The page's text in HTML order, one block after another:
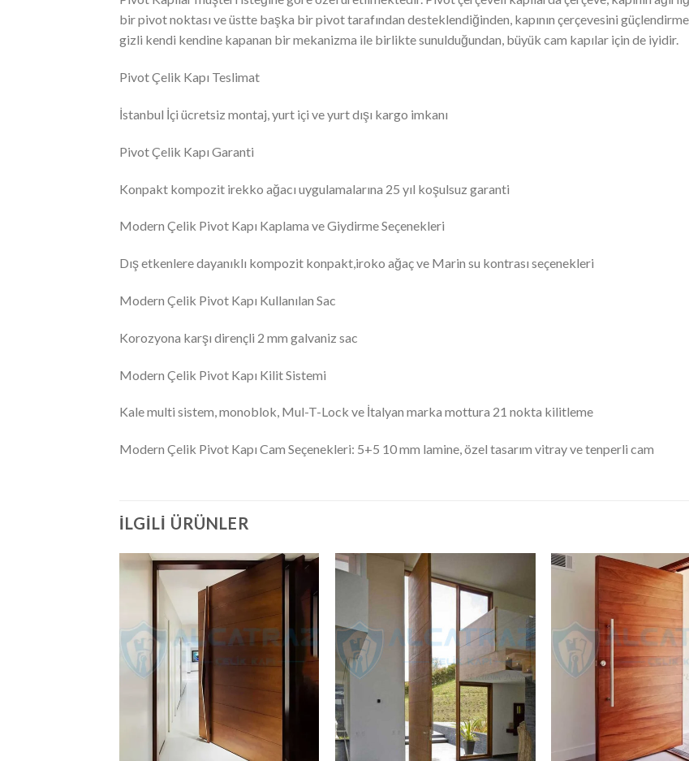
bir pivot noktası ve üstte başka bir pivot tarafından desteklendiğinden, kapının çerçevesini
gizli kendi kendine kapanan bir mekanizma ile birlikte sunulduğundan, büyük cam kapılar için de iyidir.
Pivot Çelik Kapı Teslimat
İstanbul İçi ücretsiz montaj, yurt içi ve yurt dışı kargo imkanı
Pivot Çelik Kapı Garanti
Konpakt kompozit irekko ağacı uygulamalarına 25 yıl koşulsuz garanti
Modern Çelik Pivot Kapı Kaplama ve Giydirme Seçenekleri
Dış etkenlere dayanıklı kompozit konpakt,iroko ağaç ve Marin su kontrası seçenekleri
Modern Çelik Pivot Kapı Kullanılan Sac
Korozyona karşı dirençli 2 mm galvaniz sac
Modern Çelik Pivot Kapı Kilit Sistemi
Kale multi sistem, monoblok, Mul-T-Lock ve İtalyan marka mottura 21 nokta kilitleme
Modern Çelik Pivot Kapı Cam Seçenekleri: 5+5 10 mm lamine, özel tasarım vitray ve tenperli cam
İLGILI ÜRÜNLER